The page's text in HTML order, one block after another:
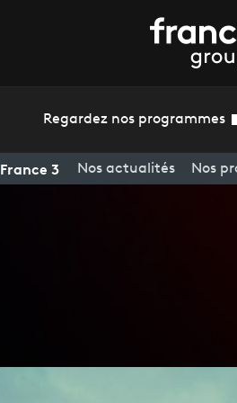
Regardez nos programmes
France 3 Nos actualités Nos